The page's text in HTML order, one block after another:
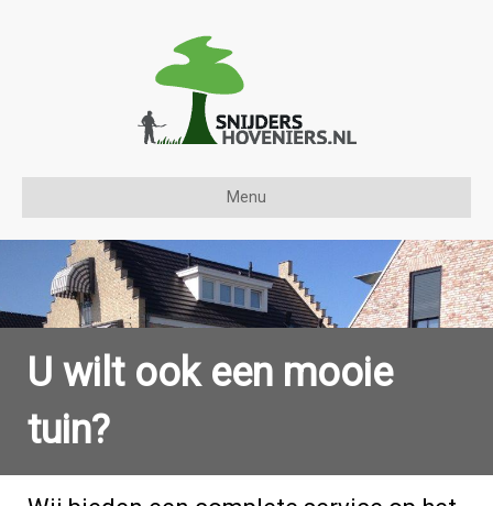
Menu
U wilt ook een mooie
tuin?